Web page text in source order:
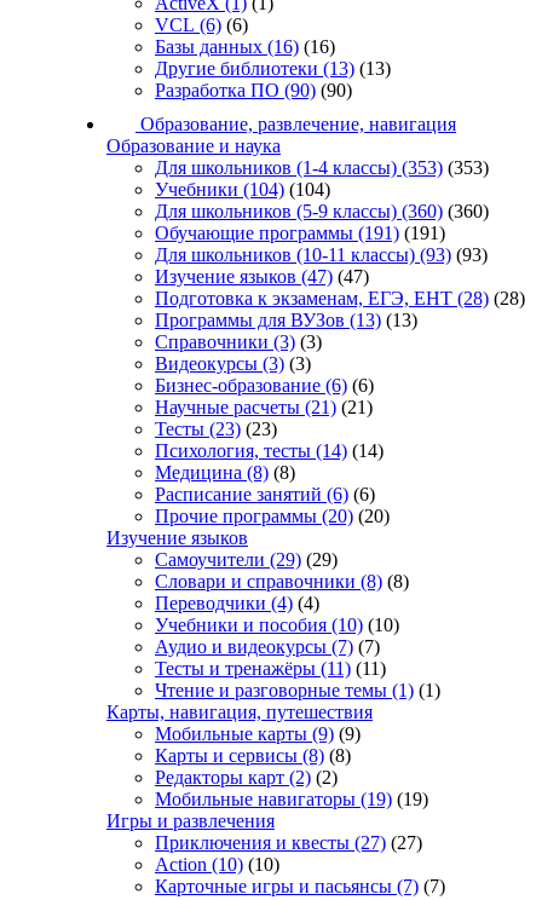
VCL (6) (6)
Базы данных (16) (16)
Другие библиотеки (13) (13)
Разработка ПО (90) (90)
Образование, развлечение, навигация
Образование и наука
Для школьников (1-4 классы) (353) (353)
Учебники (104) (104)
Для школьников (5-9 классы) (360) (360)
Обучающие программы (191) (191)
Для школьников (10-11 классы) (93) (93)
Изучение языков (47) (47)
Подготовка к экзаменам, ЕГЭ, ЕНТ (28) (28)
Программы для ВУЗов (13) (13)
Справочники (3) (3)
Видеокурсы (3) (3)
Бизнес-образование (6) (6)
Научные расчеты (21) (21)
Тесты (23) (23)
Психология, тесты (14) (14)
Медицина (8) (8)
Расписание занятий (6) (6)
Прочие программы (20) (20)
Изучение языков
Самоучители (29) (29)
Словари и справочники (8) (8)
Переводчики (4) (4)
Учебники и пособия (10) (10)
Аудио и видеокурсы (7) (7)
Тесты и тренажёры (11) (11)
Чтение и разговорные темы (1) (1)
Карты, навигация, путешествия
Мобильные карты (9) (9)
Карты и сервисы (8) (8)
Редакторы карт (2) (2)
Мобильные навигаторы (19) (19)
Игры и развлечения
Приключения и квесты (27) (27)
Action (10) (10)
Карточные игры и пасьянсы (7) (7)